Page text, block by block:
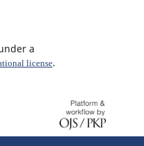
a
license.